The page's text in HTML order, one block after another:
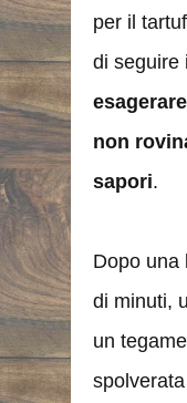
per il
di seguire
non
sapori.
Dopo una
di minuti,
un